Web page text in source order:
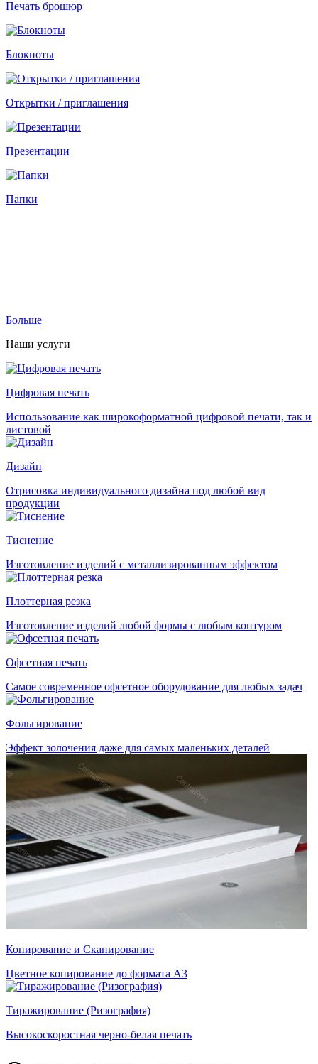
Печать брошюр
Блокноты
Открытки / приглашения
Презентации
Папки
Больше
Наши услуги
Цифровая печать
Использование как широкоформатной цифровой печати, так и
листовой
Дизайн
Отрисовка индивидуального дизайна под любой вид
продукции
Тиснение
Изготовление изделий с металлизированным эффектом
Плоттерная резка
Изготовление изделий любой формы с любым контуром
Офсетная печать
Самое современное офсетное оборудование для любых задач
Фольгирование
Эффект золочения даже для самых маленьких деталей
Копирование и Сканирование
Цветное копирование до формата А3
Тиражирование (Ризография)
Высокоскоростная черно-белая печать